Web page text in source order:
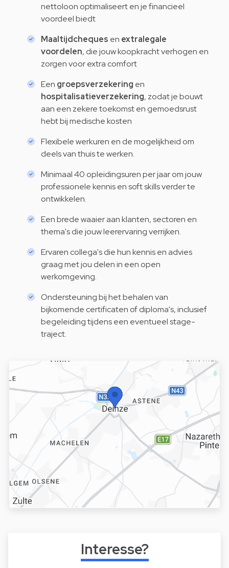
nettoloon optimaliseert en je financieel
voordeel biedt
Maaltijdcheques en extralegale
voordelen, die jouw koopkracht verhogen en
zorgen voor extra comfort
Een groepsverzekering en
hospitalisatieverzekering, zodat je bouwt
aan een zekere toekomst en gemoedsrust
hebt bij medische kosten
Flexibele werkuren en de mogelijkheid om
deels van thuis te werken.
Minimaal 40 opleidingsuren per jaar om jouw
professionele kennis en soft skills verder te
ontwikkelen.
Een brede waaier aan klanten, sectoren en
thema's die jouw leerervaring verrijken.
Ervaren collega's die hun kennis en advies
graag met jou delen in een open
werkomgeving.
Ondersteuning bij het behalen van
bijkomende certificaten of diploma's, inclusief
begeleiding tijdens een eventueel stage-
traject.
Interesse?